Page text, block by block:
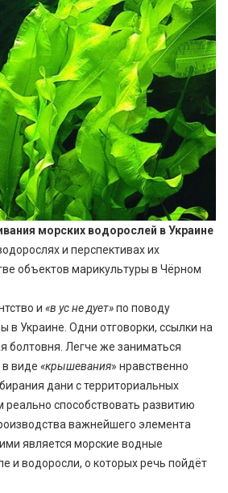
морских водорослей в Украине
и перспективах их
объектов марикультуры в Чёрном
и «в ус не дует»по поводу
в Украине. Одни отговорки, ссылки на
болтовня. Легче же заниматься
виде «крышевания» нравственно
дани с территориальных
реально способствовать развитию
важнейшего элемента
является морские водные
и водоросли, о которых речь пойдёт